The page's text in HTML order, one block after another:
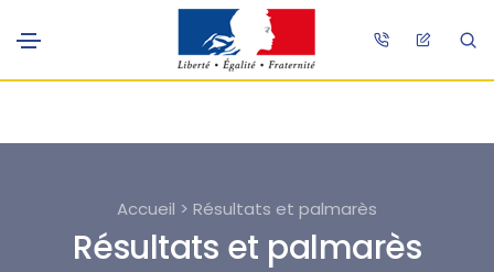
Accueil > Résultats et palmarès
Résultats et palmarès